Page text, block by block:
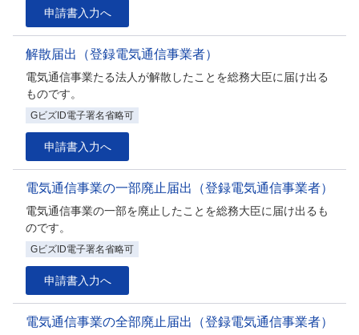
申請書入力へ
解散届出（登録電気通信事業者）
電気通信事業たる法人が解散したことを総務大臣に届け出る
ものです。
GビズID電子署名省略可
申請書入力へ
電気通信事業の一部廃止届出（登録電気通信事業者）
電気通信事業の一部を廃止したことを総務大臣に届け出るも
のです。
GビズID電子署名省略可
申請書入力へ
電気通信事業の全部廃止届出（登録電気通信事業者）